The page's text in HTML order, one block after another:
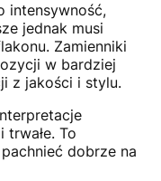
intensywność,
jednak musi
Zamienniki
w bardziej
z jakości i stylu.
To
dobrze na